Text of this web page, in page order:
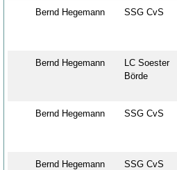
Bernd Hegemann SSG CvS
Bernd Hegemann
LC Soester
Börde
Bernd Hegemann SSG CvS
Bernd Hegemann SSG CvS